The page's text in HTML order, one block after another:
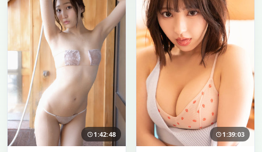
1:42:48 1:39:03